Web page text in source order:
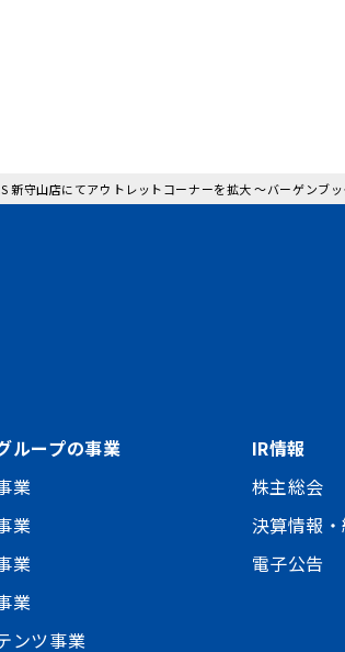
新守山店にてアウトレットコーナーを拡大 ～バーゲンブ
ループの事業
業
業
業
業
ンツ事業
IR情報
株主総会
決算情報
電子公告